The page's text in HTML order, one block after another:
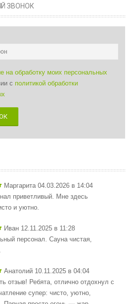
ЗВОНОК
на обработку моих персональных
с политикой обработки
Маргарита 04.03.2026 в 14:04
приветливый. Мне здесь
и уютно.
Иван 12.11.2025 в 11:28
персонал. Сауна чистая,
Анатолий 10.11.2025 в 04:04
отзыв! Ребята, отлично отдохнул с
супер: чисто, уютно,